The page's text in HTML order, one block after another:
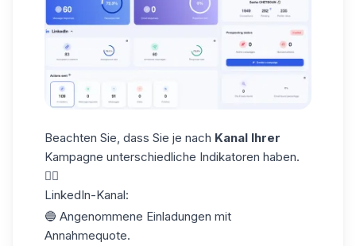
Beachten Sie, dass Sie je nach Kanal Ihrer
Kampagne unterschiedliche Indikatoren haben.
👇🏼
LinkedIn-Kanal:
🔵 Angenommene Einladungen mit
Annahmequote.